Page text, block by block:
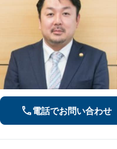
電話でお問い合わせ